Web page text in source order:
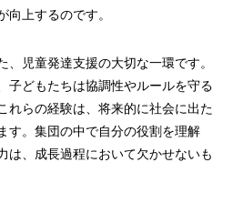
向上するのです。
児童発達支援の大切な一環です。
子どもたちは協調性やルールを守る
れらの経験は、将来的に社会に出た
す。集団の中で自分の役割を理解
は、成長過程において欠かせないも